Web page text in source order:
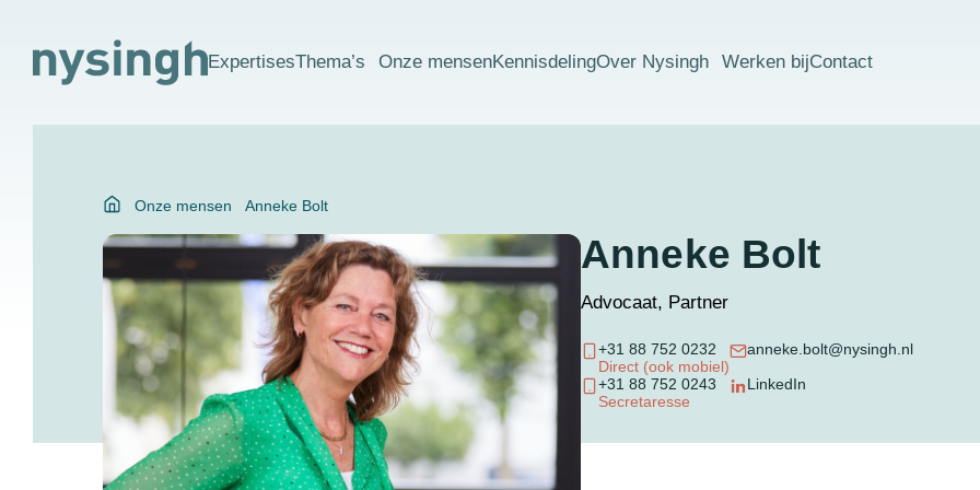
ExpertisesThema’s Onze mensenKennisdelingOver Nysingh Werken bijContact
Onze mensen Anneke Bolt
Anneke Bolt
Advocaat, Partner
+31 88 752 0232
Direct (ook mobiel)
+31 88 752 0243
Secretaresse
anneke.bolt@nysingh.nl
LinkedIn